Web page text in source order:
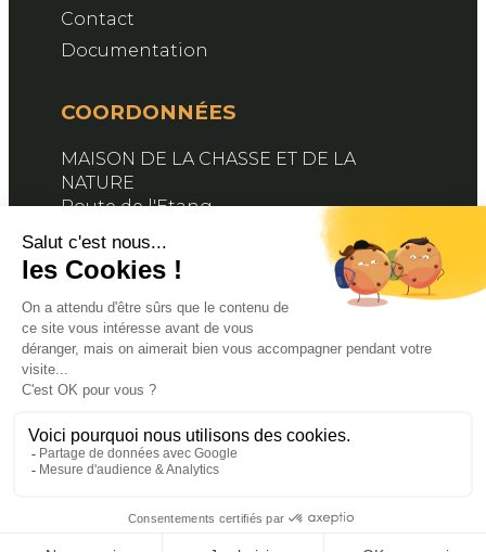
Contact
Documentation
COORDONNÉES
MAISON DE LA CHASSE ET DE LA
NATURE
Route de l'Etang
Contactez-nous
SUIVEZ-NOUS
Facebook
X YouTube
© 2024 FDC76. PROPULSÉ PAR MAGINA. TOUS
MENTIONS LÉGALES